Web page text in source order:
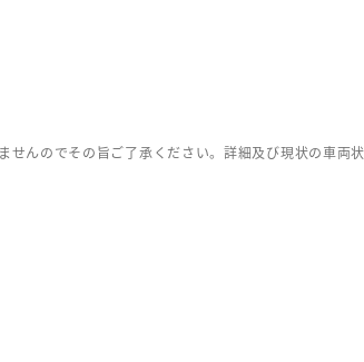
んのでその旨ご了承ください。詳細及び現状の車両